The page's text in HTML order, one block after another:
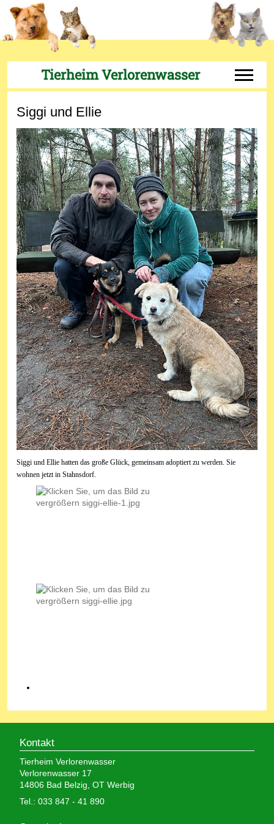
Tierheim Verlorenwasser Off-
Siggi und Ellie
Siggi und Ellie hatten das große Glück, gemeinsam adoptiert zu werden. Sie
wohnen jetzt in Stahnsdorf.
Kontakt
Tierheim Verlorenwasser
Verlorenwasser 17
14806 Bad Belzig, OT Werbig
Tel.: 033 847 - 41 890